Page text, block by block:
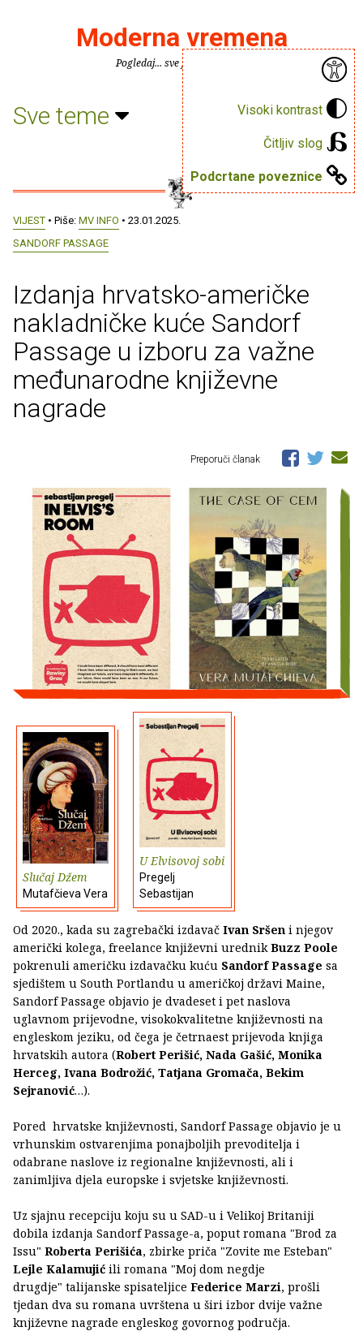
Visoki kontrast
Čitljiv slog
Podcrtane poveznice
Moderna vremena
Pogledaj... sve je puno knjiga.
Sve teme
VIJEST • Piše: MV INFO • 23.01.2025.
SANDORF PASSAGE
Izdanja hrvatsko-američke
nakladničke kuće Sandorf
Passage u izboru za važne
međunarodne književne
nagrade
Preporuči članak
Slučaj Džem
Mutafčieva Vera
U Elvisovoj sobi
Pregelj
Sebastijan
Od 2020., kada su zagrebački izdavač Ivan Sršen i njegov
američki kolega, freelance književni urednikBuzz Poole
pokrenuli američku izdavačku kuću Sandorf Passage sa
sjedištem u South Portlandu u američkoj državi Maine,
Sandorf Passage objavio je dvadeset i pet naslova
uglavnom prijevodne, visokokvalitetne književnosti na
engleskom jeziku, od čega je četrnaest prijevoda knjiga
hrvatskih autora (Robert Perišić, Nada Gašić, Monika
Herceg, Ivana Bodrožić, Tatjana Gromača, Bekim
Sejranović…).
Pored hrvatske književnosti, Sandorf Passage objavio je u
vrhunskim ostvarenjima ponajboljih prevoditelja i
odabrane naslove iz regionalne književnosti, ali i
zanimljiva djela europske i svjetske književnosti.
Uz sjajnu recepciju koju su u SAD-u i Velikoj Britaniji
dobila izdanja Sandorf Passage-a, poput romana "Brod za
Issu" Roberta Perišića, zbirke priča "Zovite me Esteban"
Lejle Kalamujić ili romana "Moj dom negdje
drugdje" talijanske spisateljice Federice Marzi, prošli
tjedan dva su romana uvrštena u širi izbor dvije važne
književne nagrade engleskog govornog područja.